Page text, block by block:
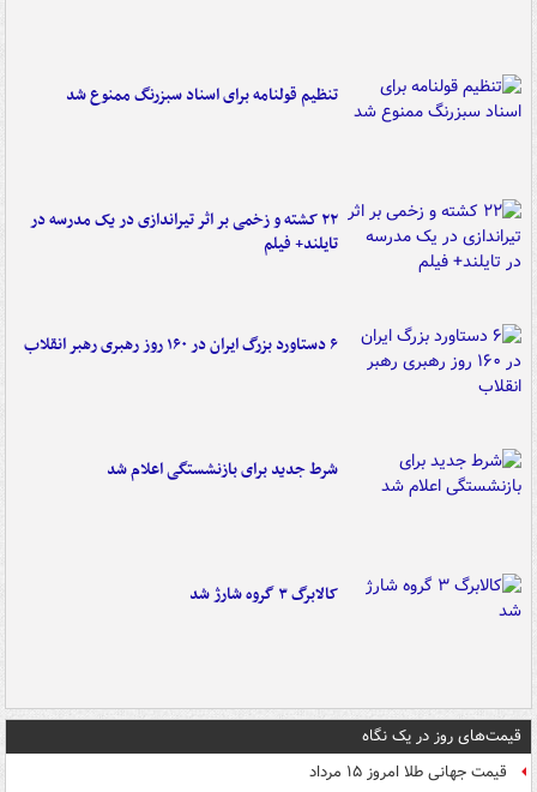
تنظیم قولنامه برای اسناد سبزرنگ ممنوع شد
۲۲ کشته و زخمی بر اثر تیراندازی در یک مدرسه در
تایلند+ فیلم
۶ دستاورد بزرگ ایران در ۱۶۰ روز رهبری رهبر انقلاب
شرط جدید برای بازنشستگی اعلام شد
کالابرگ ۳ گروه شارژ شد
قیمت‌های روز در یک نگاه
قیمت جهانی طلا امروز ۱۵ مرداد